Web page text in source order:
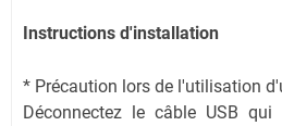
Instructions d'installation
* Précaution lors de l'utilisation
Déconnectez le câble USB